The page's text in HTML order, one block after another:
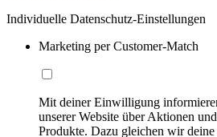
Individuelle Datenschutz-Einstellungen
Marketing per Customer-Match
Mit deiner Einwilligung
unserer Website über Aktionen
Produkte. Dazu gleichen wir deine